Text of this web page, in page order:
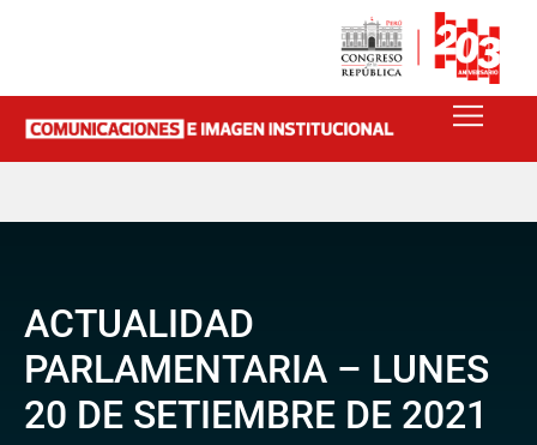
ACTUALIDAD
PARLAMENTARIA – LUNES
20 DE SETIEMBRE DE 2021